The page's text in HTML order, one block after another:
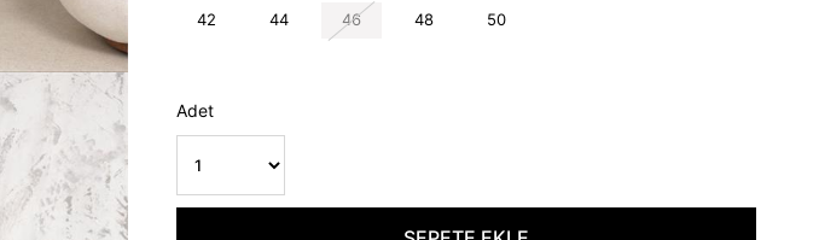
42 44 46 48 50
Adet